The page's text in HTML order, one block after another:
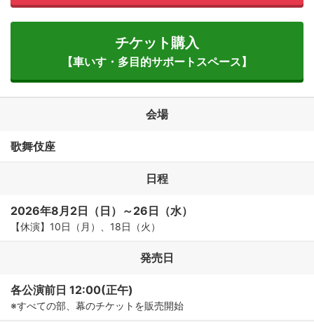
チケット購入
【車いす・多目的サポートスペース】
会場
歌舞伎座
日程
2026年8月2日（日）～26日（水）
【休演】10日（月）、18日（火）
発売日
各公演前日 12:00(正午)
※すべての部、幕のチケットを販売開始